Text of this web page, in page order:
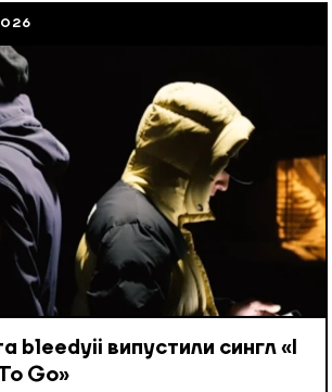
bleedyii випустили сингл «I
Go»